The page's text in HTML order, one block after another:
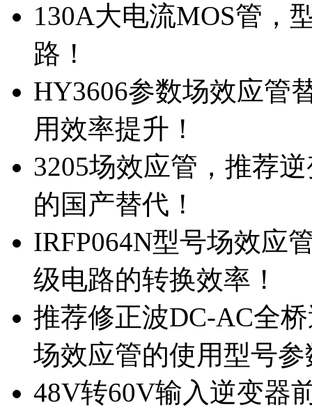
130A大电流MOS管，
路！
HY3606参数场效应管
用效率提升！
3205场效应管，推荐
的国产替代！
IRFP064N型号场效应
级电路的转换效率！
推荐修正波DC-AC全
场效应管的使用型号参
48V转60V输入逆变器